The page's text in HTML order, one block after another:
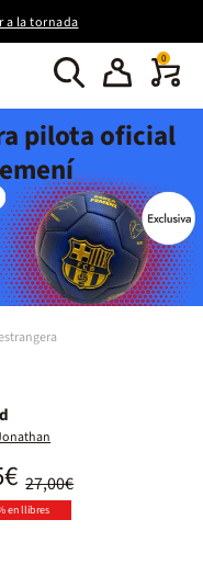
a la tornada
0
pilota oficial
27,00€
en llibres